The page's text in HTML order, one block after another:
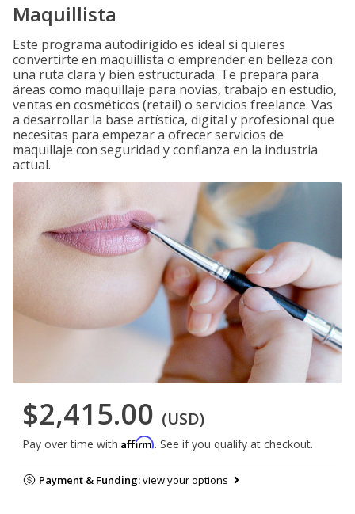
Maquillista
Este programa autodirigido es ideal si quieres
convertirte en maquillista o emprender en belleza con
una ruta clara y bien estructurada. Te prepara para
áreas como maquillaje para novias, trabajo en estudio,
ventas en cosméticos (retail) o servicios freelance. Vas
a desarrollar la base artística, digital y profesional que
necesitas para empezar a ofrecer servicios de
maquillaje con seguridad y confianza en la industria
actual.
$2,415.00 (USD)
Pay over time with Affirm. See if you qualify at checkout.
Payment & Funding:view your options